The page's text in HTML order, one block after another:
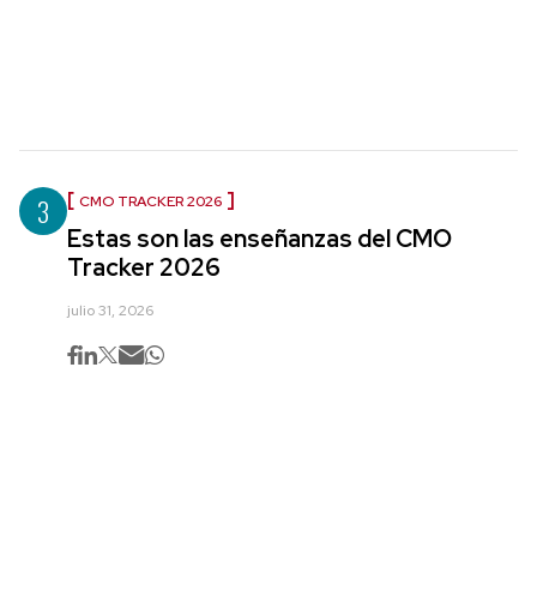
3 CMO TRACKER 2026
Estas son las enseñanzas del CMO
Tracker 2026
julio 31, 2026